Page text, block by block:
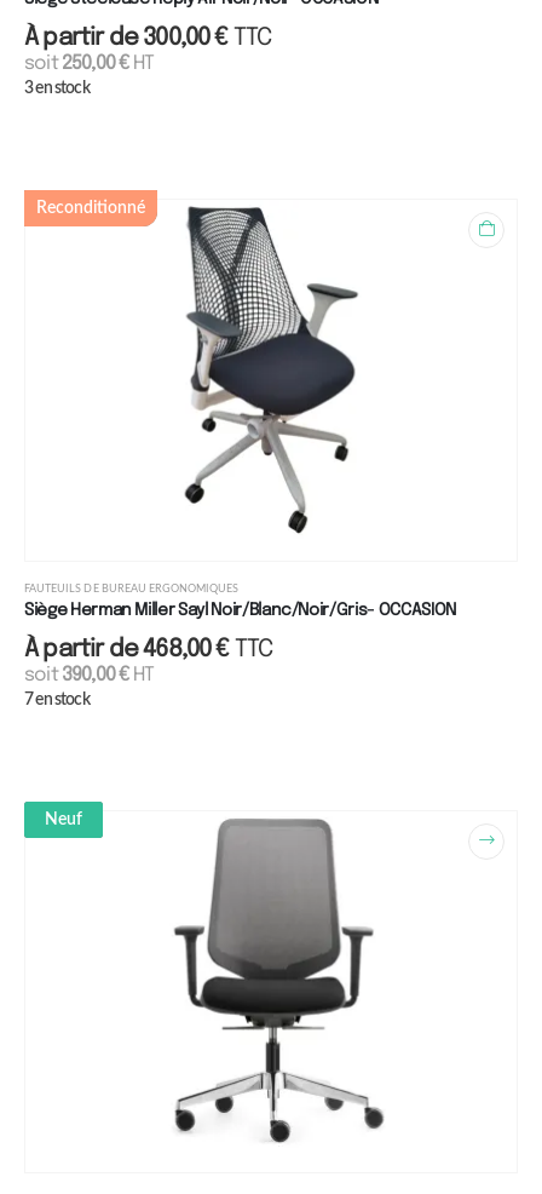
À partir de300,00€ TTC
soit250,00€HT
3 en stock
Reconditionné
FAUTEUILS DE BUREAU ERGONOMIQUES
Siège Herman Miller Sayl Noir/Blanc/Noir/Gris- OCCASION
À partir de468,00€ TTC
soit390,00€HT
7 en stock
Neuf